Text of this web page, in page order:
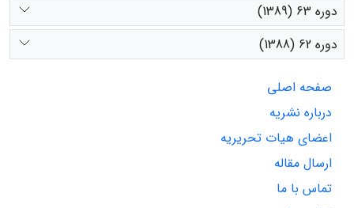
دوره 63 (1389)
دوره 62 (1388)
صفحه اصلی
درباره نشریه
اعضای هیات تحریریه
ارسال مقاله
تماس با ما